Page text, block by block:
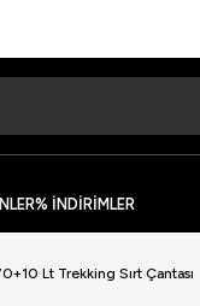
% İNDİRİMLER
Lt Trekking Sırt Çantası